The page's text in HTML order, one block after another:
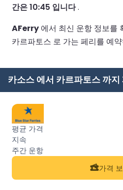
간은 10:45 입니다.
AFerry 에서 최신 운항 정보를
카르파토스 로 가는 페리를 예
카소스 에서 카르파토스 까지
가격